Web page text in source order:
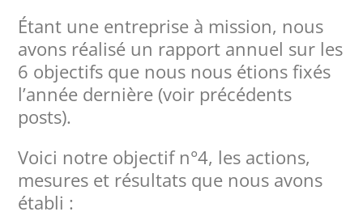
Étant une entreprise à mission, nous
avons réalisé un rapport annuel sur les
6 objectifs que nous nous étions fixés
l’année dernière (voir précédents
posts).
Voici notre objectif n°4, les actions,
mesures et résultats que nous avons
établi :